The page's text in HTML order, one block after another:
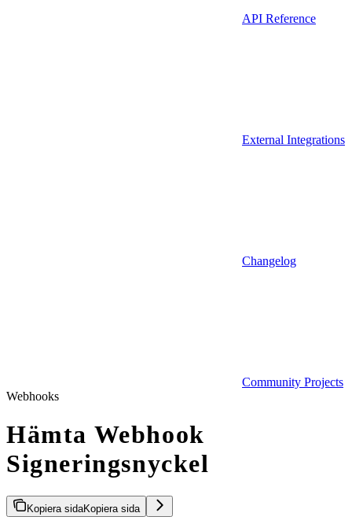
API Reference
External Integrations
Changelog
Community Projects
Webhooks
Hämta Webhook
Signeringsnyckel
Kopiera sidaKopiera sida